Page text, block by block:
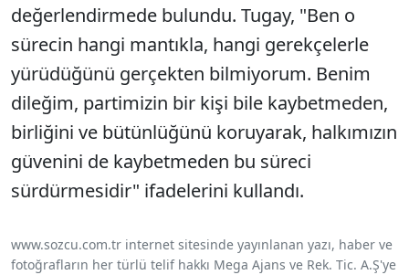
değerlendirmede bulundu. Tugay, "Ben o
sürecin hangi mantıkla, hangi gerekçelerle
yürüdüğünü gerçekten bilmiyorum. Benim
dileğim, partimizin bir kişi bile kaybetmeden,
birliğini ve bütünlüğünü koruyarak, halkımızın
güvenini de kaybetmeden bu süreci
sürdürmesidir" ifadelerini kullandı.
www.sozcu.com.tr internet sitesinde yayınlanan yazı, haber ve
fotoğrafların her türlü telif hakkı Mega Ajans ve Rek. Tic. A.Ş'ye